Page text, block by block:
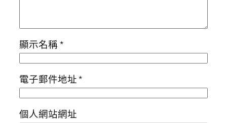
顯示名稱*
電子郵件地址*
個人網站網址